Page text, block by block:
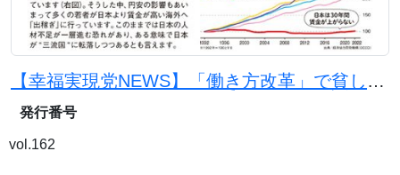
【幸福実現党NEWS】「働き方改革」で貧しくなる日本 働きがいのある国にするために
発行番号
vol.162